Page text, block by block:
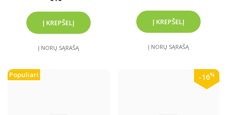
Sinatra. 2021 m.
Į NORŲ SĄRAŠĄ Į NORŲ SĄRAŠĄ
Populiari -16%